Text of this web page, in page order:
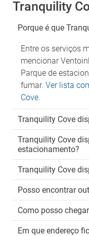
Tranquility
Porque é que
Entre os serviços
mencionar
Parque de
fumar. Ver lista
Cove.
Tranquility Cove
Tranquility Cove
estacionamento?
Tranquility Cove
Posso encontrar
Como posso
Em que endereço